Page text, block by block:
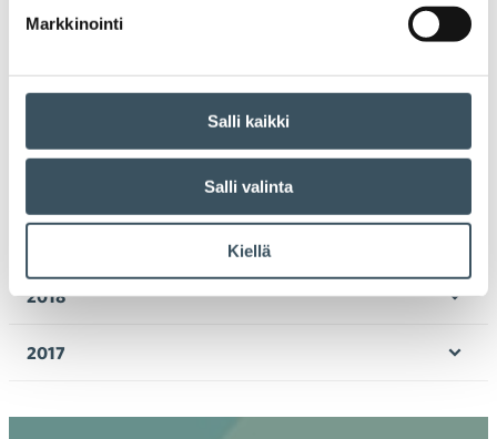
Markkinointi
Salli kaikki
Salli valinta
Kiellä
2023
2018
2017